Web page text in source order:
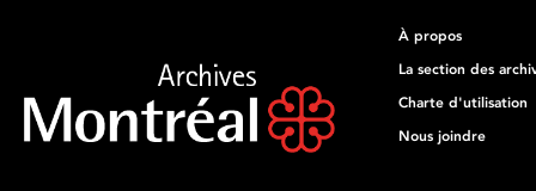
À propos
La section des
Charte d'utilisation
Nous joindre